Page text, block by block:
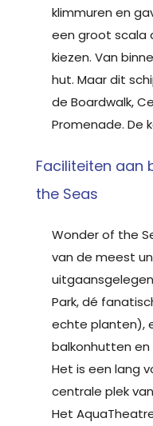
klimmuren en
een groot scala
kiezen. Van
hut. Maar dit
de Boardwalk,
Promenade. De
Faciliteiten aan
the Seas
Wonder of the
van de meest
Park, dé
echte planten),
balkonhutten
Het is een lang
centrale plek
Het